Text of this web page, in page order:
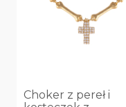
Choker z pereł i